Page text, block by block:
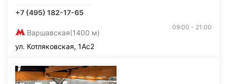
+7 (495) 182-17-65
Варшавская(1400 м)
09:00 - 21:00
ул. Котляковская, 1Ас2